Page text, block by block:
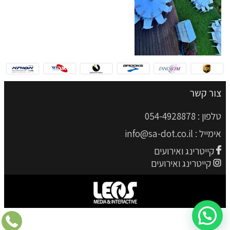
צור קשר
טלפון : 054-4928878
אימייל : info@sa-dot.co.il
קייטרינג ואירועים
קייטרינג ואירועים